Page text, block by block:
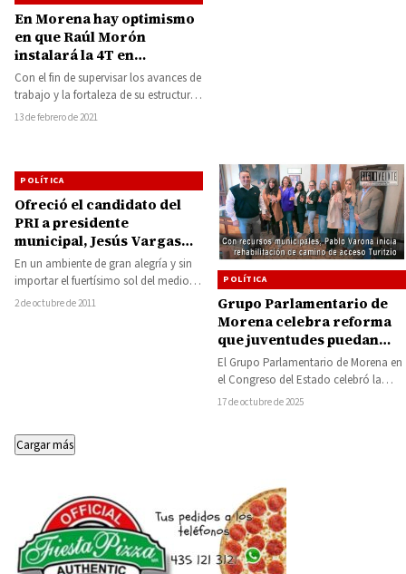
En Morena hay optimismo
en que Raúl Morón
instalará la 4T en
Michoacán: Mario Delgado
Con el fin de supervisar los avances de
trabajo y la fortaleza de su estructura,
así como la…
13 de febrero de 2021
POLÍTICA
Ofreció el candidato del
PRI a presidente
municipal, Jesús Vargas
Bedolla, trabajar unidos
por Carácuaro
En un ambiente de gran alegría y sin
importar el fuertísimo sol del medio
día, Jesús Vargas Bedolla,…
2 de octubre de 2011
POLÍTICA
Grupo Parlamentario de
Morena celebra reforma
que juventudes puedan
acceder a cargos de
representación desde los
18 años
El Grupo Parlamentario de Morena en
el Congreso del Estado celebró la
reducción de edad para que las…
17 de octubre de 2025
Cargar más